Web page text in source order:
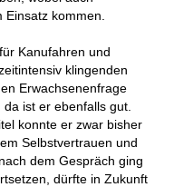
kommen.
Kanufahren und
klingenden
Erwachsenenfrage
da ist er ebenfalls gut.
konnte er zwar bisher
Selbstvertrauen und
dem Gespräch ging
dürfte in Zukunft